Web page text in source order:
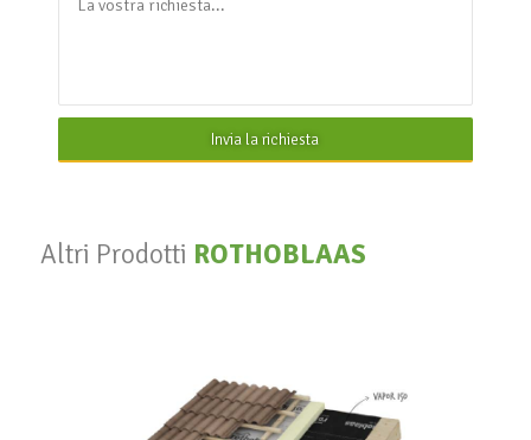
Invia la richiesta
Altri Prodotti ROTHOBLAAS
Vapor 140